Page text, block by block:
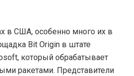
в США, особенно много их в
Bit Origin в штате
который обрабатывает
ракетами. Представители